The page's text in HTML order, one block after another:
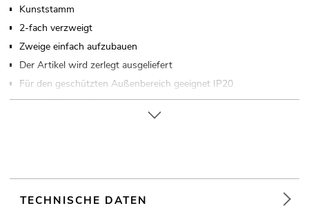
Kunststamm
2-fach verzweigt
Zweige einfach aufzubauen
Der Artikel wird zerlegt ausgeliefert
Für den geschützten Außenbereich geeignet IP20
Jedes Stück ein Unikat
Für Anwendungsgebiete wie zum Beispiel: Dekoration;
TECHNISCHE DATEN